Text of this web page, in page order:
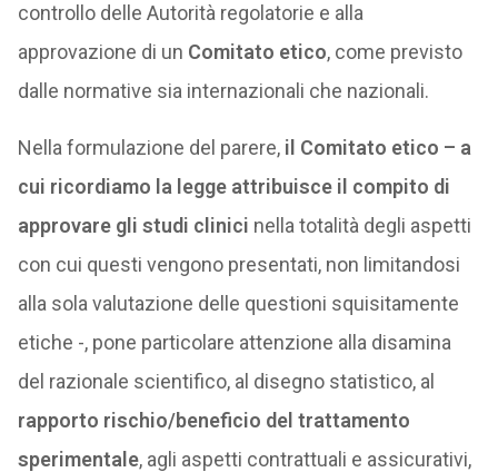
controllo delle Autorità regolatorie e alla
approvazione di un Comitato etico, come previsto
dalle normative sia internazionali che nazionali.
Nella formulazione del parere,il Comitato etico – a
cui ricordiamo la legge attribuisce il compito di
approvare gli studi clinici nella totalità degli aspetti
con cui questi vengono presentati, non limitandosi
alla sola valutazione delle questioni squisitamente
etiche -, pone particolare attenzione alla disamina
del razionale scientifico, al disegno statistico, al
rapporto rischio/beneficio del trattamento
sperimentale, agli aspetti contrattuali e assicurativi,